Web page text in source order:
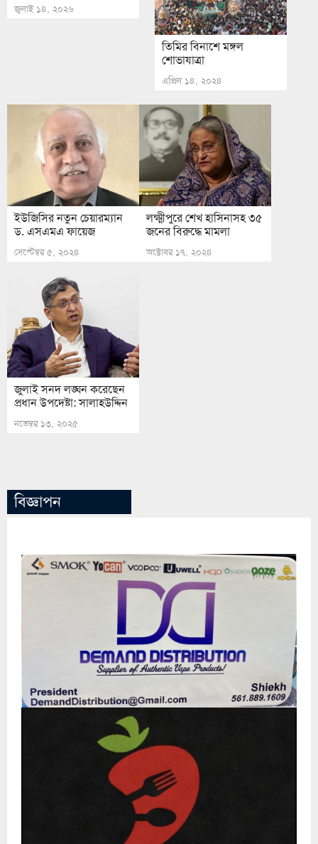
জুলাই ১৪, ২০২৬
তিমির বিনাশে মঙ্গল
শোভাযাত্রা
এপ্রিল ১৪, ২০২৪
ইউজিসির নতুন চেয়ারম্যান
ড. এসএমএ ফায়েজ
সেপ্টেম্বর ৫, ২০২৪
লক্ষ্মীপুরে শেখ হাসিনাসহ ৩৫
জনের বিরুদ্ধে মামলা
অক্টোবর ১৭, ২০২৪
জুলাই সনদ লঙ্ঘন করেছেন
প্রধান উপদেষ্টা: সালাহউদ্দিন
নভেম্বর ১৩, ২০২৫
বিজ্ঞাপন